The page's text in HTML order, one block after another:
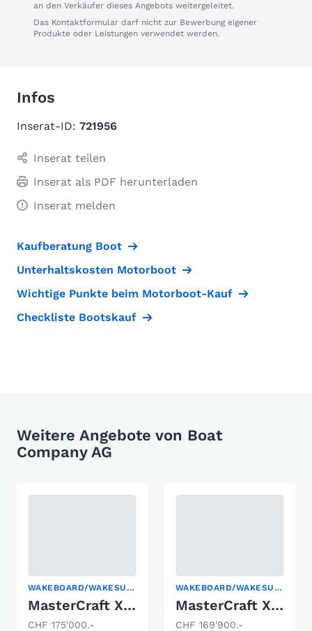
an den Verkäufer dieses Angebots weitergeleitet.
Das Kontaktformular darf nicht zur Bewerbung eigener
Produkte oder Leistungen verwendet werden.
Infos
Inserat-ID: 721956
Inserat teilen
Inserat als PDF herunterladen
Inserat melden
Kaufberatung Boot
Unterhaltskosten Motorboot
Wichtige Punkte beim Motorboot-Kauf
Checkliste Bootskauf
Weitere Angebote von Boat
Company AG
WAKEBOARD/WAKESURF
MasterCraft XStar S Wakeboard & Wakesurf
CHF 175'000.-
WAKEBOARD/WAKESURF
MasterCraft XT22 Wakeboard & Wakesurf
CHF 169'900.-